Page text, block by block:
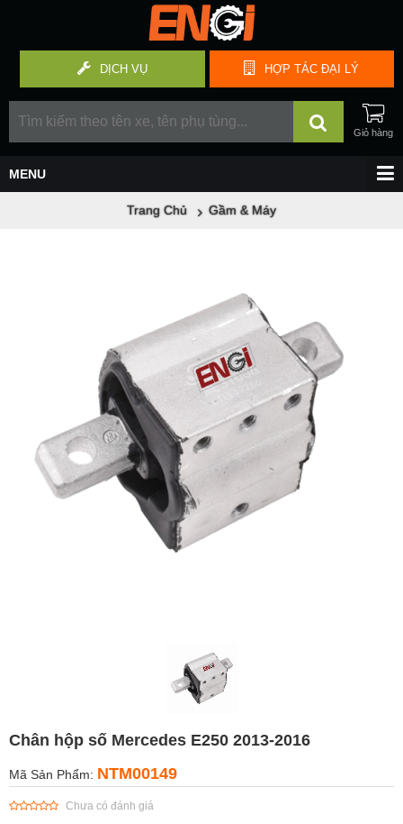
HỢP TÁC ĐẠI LÝ
DỊCH VỤ
Trang Chủ Gầm & Máy
Chân hộp số Mercedes E250 2013-2016
Mã Sản Phẩm: NTM00149
Chưa có đánh giá